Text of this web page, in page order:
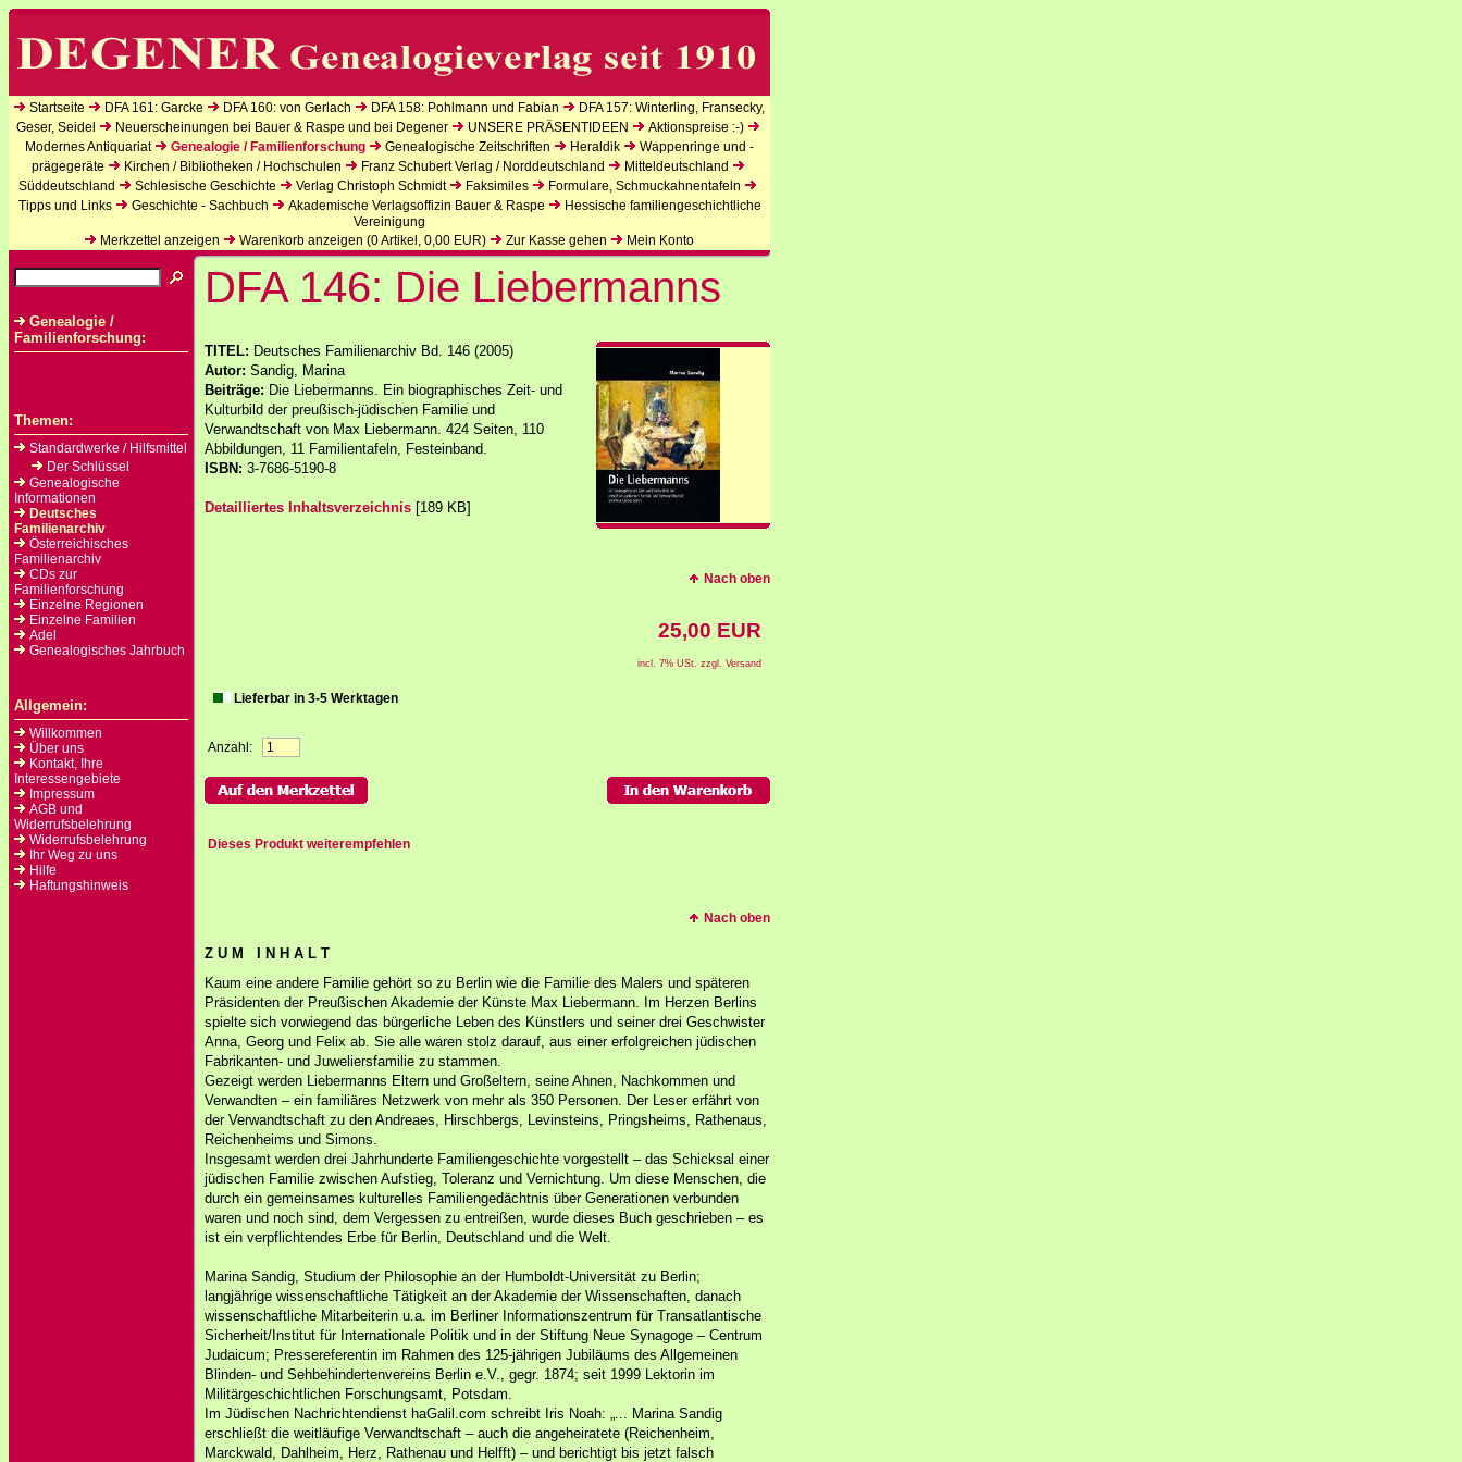
Startseite DFA 161: Garcke DFA 160: von Gerlach DFA 158: Pohlmann und Fabian
DFA 157: Winterling, Fransecky,
Geser, Seidel
Neuerscheinungen bei Bauer & Raspe und bei Degener UNSERE PRÄSENTIDEEN
Aktionspreise :-)
Modernes Antiquariat
Genealogie / Familienforschung Genealogische Zeitschriften Heraldik
Wappenringe und -
prägegeräte
Kirchen / Bibliotheken / Hochschulen Franz Schubert Verlag / Norddeutschland
Mitteldeutschland
Süddeutschland
Schlesische Geschichte Verlag Christoph Schmidt Faksimiles
Formulare, Schmuckahnentafeln
Tipps und Links
Geschichte - Sachbuch Akademische Verlagsoffizin Bauer & Raspe
Hessische familiengeschichtliche
Vereinigung
Merkzettel anzeigen
Warenkorb anzeigen (0Artikel, 0,00 EUR) Zur Kasse gehen Mein Konto
Genealogie /
Familienforschung:
Themen:
Standardwerke / Hilfsmittel
Der Schlüssel
Genealogische
Informationen
Deutsches
Familienarchiv
Österreichisches
Familienarchiv
CDs zur
Familienforschung
Einzelne Regionen
Einzelne Familien
Adel
Genealogisches Jahrbuch
Allgemein:
Willkommen
Über uns
Kontakt, Ihre
Interessengebiete
Impressum
AGB und
Widerrufsbelehrung
Widerrufsbelehrung
Ihr Weg zu uns
Hilfe
Haftungshinweis
DFA 146: Die Liebermanns
TITEL: Deutsches Familienarchiv Bd. 146 (2005)
Autor: Sandig, Marina
Beiträge: Die Liebermanns. Ein biographisches Zeit- und
Kulturbild der preußisch-jüdischen Familie und
Verwandtschaft von Max Liebermann. 424 Seiten, 110
Abbildungen, 11 Familientafeln, Festeinband.
ISBN: 3-7686-5190-8
Detailliertes Inhaltsverzeichnis [189 KB]
Nach oben
25,00 EUR
incl. 7% USt. zzgl. Versand
Lieferbar in 3-5 Werktagen
Anzahl:
Dieses Produkt weiterempfehlen
Nach oben
Z U M I N H A L T
Kaum eine andere Familie gehört so zu Berlin wie die Familie des Malers und späteren
Präsidenten der Preußischen Akademie der Künste Max Liebermann. Im Herzen Berlins
spielte sich vorwiegend das bürgerliche Leben des Künstlers und seiner drei Geschwister
Anna, Georg und Felix ab. Sie alle waren stolz darauf, aus einer erfolgreichen jüdischen
Fabrikanten- und Juweliersfamilie zu stammen.
Gezeigt werden Liebermanns Eltern und Großeltern, seine Ahnen, Nachkommen und
Verwandten – ein familiäres Netzwerk von mehr als 350 Personen. Der Leser erfährt von
der Verwandtschaft zu den Andreaes, Hirschbergs, Levinsteins, Pringsheims, Rathenaus,
Reichenheims und Simons.
Insgesamt werden drei Jahrhunderte Familiengeschichte vorgestellt – das Schicksal einer
jüdischen Familie zwischen Aufstieg, Toleranz und Vernichtung. Um diese Menschen, die
durch ein gemeinsames kulturelles Familiengedächtnis über Generationen verbunden
waren und noch sind, dem Vergessen zu entreißen, wurde dieses Buch geschrieben – es
ist ein verpflichtendes Erbe für Berlin, Deutschland und die Welt.
Marina Sandig, Studium der Philosophie an der Humboldt-Universität zu Berlin;
langjährige wissenschaftliche Tätigkeit an der Akademie der Wissenschaften, danach
wissenschaftliche Mitarbeiterin u.a. im Berliner Informationszentrum für Transatlantische
Sicherheit/Institut für Internationale Politik und in der Stiftung Neue Synagoge – Centrum
Judaicum; Pressereferentin im Rahmen des 125-jährigen Jubiläums des Allgemeinen
Blinden- und Sehbehindertenvereins Berlin e.V., gegr. 1874; seit 1999 Lektorin im
Militärgeschichtlichen Forschungsamt, Potsdam.
Im Jüdischen Nachrichtendienst haGalil.com schreibt Iris Noah: „... Marina Sandig
erschließt die weitläufige Verwandtschaft – auch die angeheiratete (Reichenheim,
Marckwald, Dahlheim, Herz, Rathenau und Helfft) – und berichtigt bis jetzt falsch